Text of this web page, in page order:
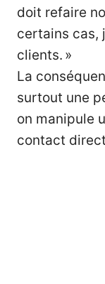
doit refaire
certains cas,
clients. »
La
surtout une
on manipule
contact